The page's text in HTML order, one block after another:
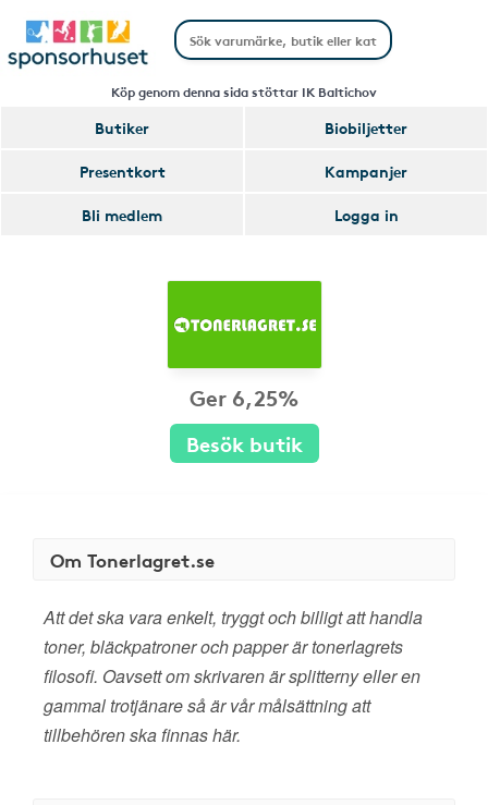
Köp genom denna sida stöttar IK Baltichov
Butiker
Biobiljetter
Presentkort
Kampanjer
Bli medlem
Logga in
Ger 6,25%
Besök butik
Om Tonerlagret.se
Att det ska vara enkelt, tryggt och billigt att handla
toner, bläckpatroner och papper är tonerlagrets
filosofi. Oavsett om skrivaren är splitterny eller en
gammal trotjänare så är vår målsättning att
tillbehören ska finnas här.